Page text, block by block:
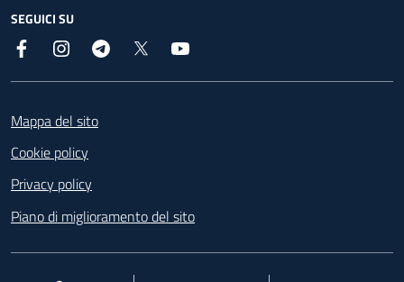
SEGUICI SU
Facebook InstagramTelegram
Mappa del sito
Cookie policy
Privacy policy
Piano di miglioramento del sito